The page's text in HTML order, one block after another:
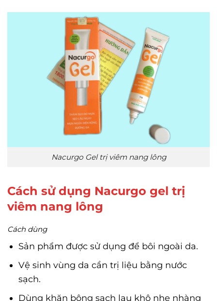
Nacurgo Gel trị viêm nang lông
Cách sử dụng Nacurgo gel trị
viêm nang lông
Cách dùng
Sản phẩm được sử dụng để bôi ngoài da.
Vệ sinh vùng da cần trị liệu bằng nước
sạch.
Dùng khăn bông sạch lau khô nhẹ nhàng